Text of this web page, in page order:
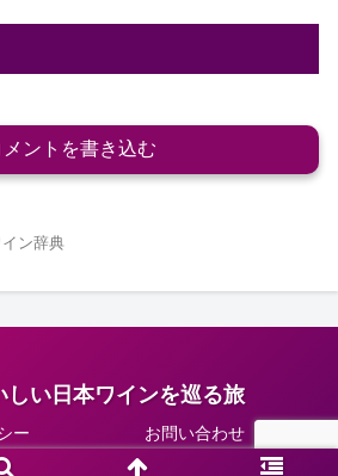
メントを書き込む
ン辞典
い日本ワインを巡る旅
ー お問い合わせ